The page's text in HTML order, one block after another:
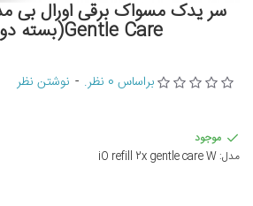
Gentle Care(بسته دو عددی)
موجود
مدل:iO refill 2x gentle care W
براساس 0 نظر. - نوشتن نظر